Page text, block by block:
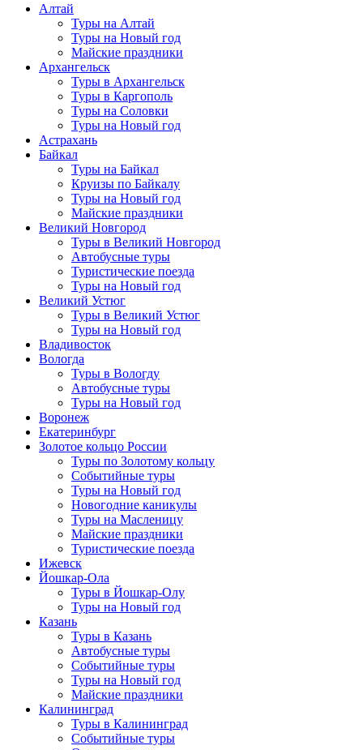
Алтай
Туры на Алтай
Туры на Новый год
Майские праздники
Архангельск
Туры в Архангельск
Туры в Каргополь
Туры на Соловки
Туры на Новый год
Астрахань
Байкал
Туры на Байкал
Круизы по Байкалу
Туры на Новый год
Майские праздники
Великий Новгород
Туры в Великий Новгород
Автобусные туры
Туристические поезда
Туры на Новый год
Великий Устюг
Туры в Великий Устюг
Туры на Новый год
Владивосток
Вологда
Туры в Вологду
Автобусные туры
Туры на Новый год
Воронеж
Екатеринбург
Золотое кольцо России
Туры по Золотому кольцу
Событийные туры
Туры на Новый год
Новогодние каникулы
Туры на Масленицу
Майские праздники
Туристические поезда
Ижевск
Йошкар-Ола
Туры в Йошкар-Олу
Туры на Новый год
Казань
Туры в Казань
Автобусные туры
Событийные туры
Туры на Новый год
Майские праздники
Калининград
Туры в Калининград
Событийные туры